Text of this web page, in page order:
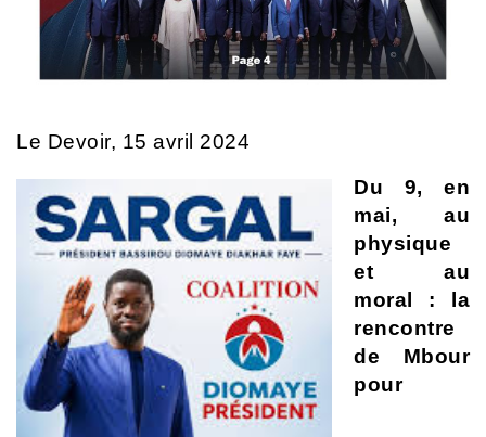
Le Devoir, 15 avril 2024
Du 9, en
mai, au
physique
et au
moral : l a
rencontre
de Mbour
pour